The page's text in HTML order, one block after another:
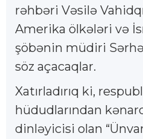
rəhbəri Vəsilə
Amerika ölkələri və
şöbənin müdiri
söz açacaqlar.
Xatırladırıq ki,
hüdudlarından
dinləyicisi olan